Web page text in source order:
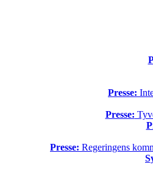
Presse:
Presse:
Presse: Regeringens